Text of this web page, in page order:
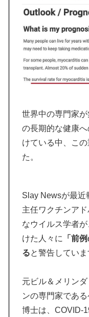
世界中の専門家
の長期的な健康
けている中、こ
た。
Slay Newsが最近
主任ワクチンア
なウイルス学者
けた人々に
「前
ると警告していま
元ビル＆メリン
ンの専門家であ
博士は、COVID-